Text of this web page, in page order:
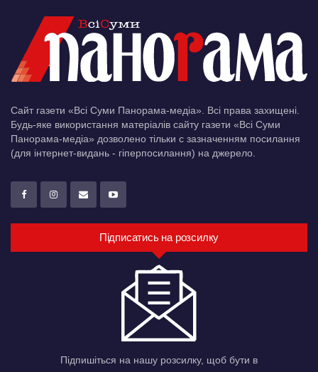
Сайт газети «Всі Суми Панорама-медіа». Всі права захищені.
Будь-яке використання матеріалів сайту газети «Всі Суми
Панорама-медіа» дозволено тільки c зазначенням посилання
(для інтернет-видань - гіперпосилання) на джерело.
Підписатись на розсилку
Підпишіться на нашу розсилку, щоб бути в